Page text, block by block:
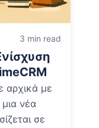
3 min read
αρχικά με
νέα
σε